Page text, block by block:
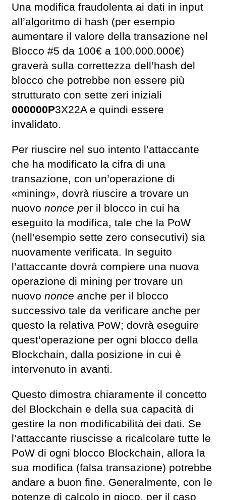
Una modifica fraudolenta ai dati in input
all’algoritmo di hash (per esempio
aumentare il valore della transazione nel
Blocco #5 da 100€ a 100.000.000€)
graverà sulla correttezza dell’hash del
blocco che potrebbe non essere più
strutturato con sette zeri iniziali
000000P3X22A e quindi essere
invalidato.
Per riuscire nel suo intento l’attaccante
che ha modificato la cifra di una
transazione, con un’operazione di
«mining», dovrà riuscire a trovare un
nuovo nonce per il blocco in cui ha
eseguito la modifica, tale che la PoW
(nell’esempio sette zero consecutivi) sia
nuovamente verificata. In seguito
l’attaccante dovrà compiere una nuova
operazione di mining per trovare un
nuovo nonce anche per il blocco
successivo tale da verificare anche per
questo la relativa PoW; dovrà eseguire
quest’operazione per ogni blocco della
Blockchain, dalla posizione in cui è
intervenuto in avanti.
Questo dimostra chiaramente il concetto
del Blockchain e della sua capacità di
gestire la non modificabilità dei dati. Se
l’attaccante riuscisse a ricalcolare tutte le
PoW di ogni blocco Blockchain, allora la
sua modifica (falsa transazione) potrebbe
andare a buon fine. Generalmente, con le
potenze di calcolo in gioco, per il caso